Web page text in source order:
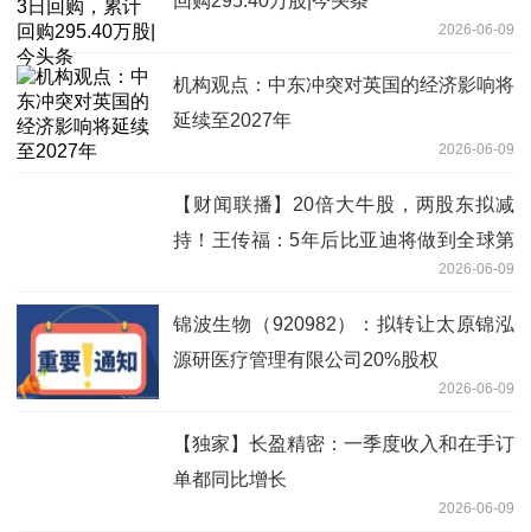
2026-06-09
机构观点：中东冲突对英国的经济影响将
延续至2027年
2026-06-09
【财闻联播】20倍大牛股，两股东拟减
持！王传福：5年后比亚迪将做到全球第
2026-06-09
锦波生物（920982）：拟转让太原锦泓
源研医疗管理有限公司20%股权
2026-06-09
【独家】长盈精密：一季度收入和在手订
单都同比增长
2026-06-09